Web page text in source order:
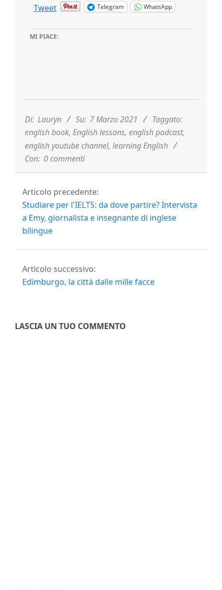
Tweet Telegram WhatsApp
MI PIACE:
07
Di: Lauryn Su: 7 Marzo 2021
Taggato:
english book, English lessons, english podcast,
english youtube channel, learning English
Con: 0 commenti
Articolo precedente:
Studiare per l'IELTS: da dove partire? Intervista
a Emy, giornalista e insegnante di inglese
bilingue
Articolo successivo:
Edimburgo, la città dalle mille facce
LASCIA UN TUO COMMENTO